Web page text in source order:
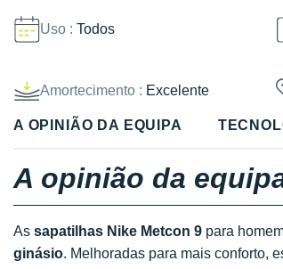
Uso : Todos
Amortecimento : Excelente
A OPINIÃO DA EQUIPA
A opinião da
As sapatilhas Nike Metcon 9 para
ginásio. Melhoradas para mais conforto,